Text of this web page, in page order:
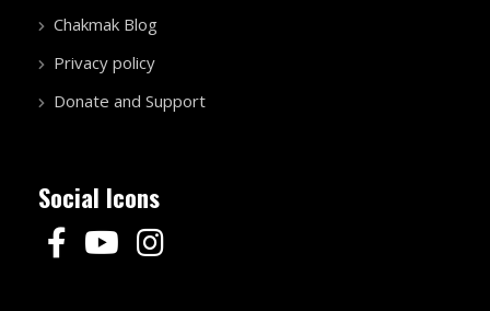
Chakmak Blog
Privacy policy
Donate and Support
Social Icons